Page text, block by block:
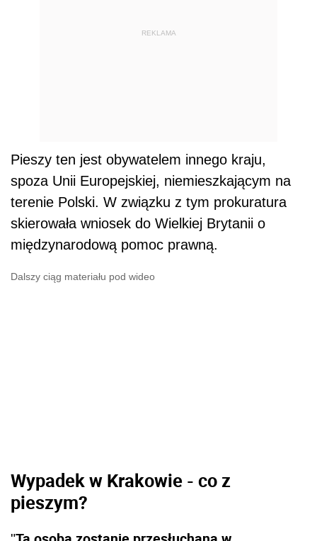
REKLAMA
Pieszy ten jest obywatelem innego kraju,
spoza Unii Europejskiej, niemieszkającym na
terenie Polski. W związku z tym prokuratura
skierowała wniosek do Wielkiej Brytanii o
międzynarodową pomoc prawną.
Dalszy ciąg materiału pod wideo
Wypadek w Krakowie - co z
pieszym?